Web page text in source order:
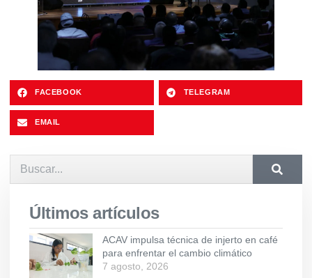
FACEBOOK TELEGRAM
EMAIL
Últimos artículos
ACAV impulsa técnica de injerto en café
para enfrentar el cambio climático
7 agosto, 2026